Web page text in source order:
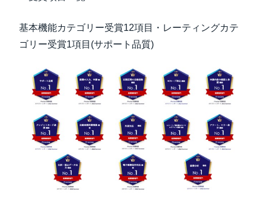
基本機能カテゴリー受賞12項目・レーティングカテ
ゴリー受賞1項目(サポート品質)